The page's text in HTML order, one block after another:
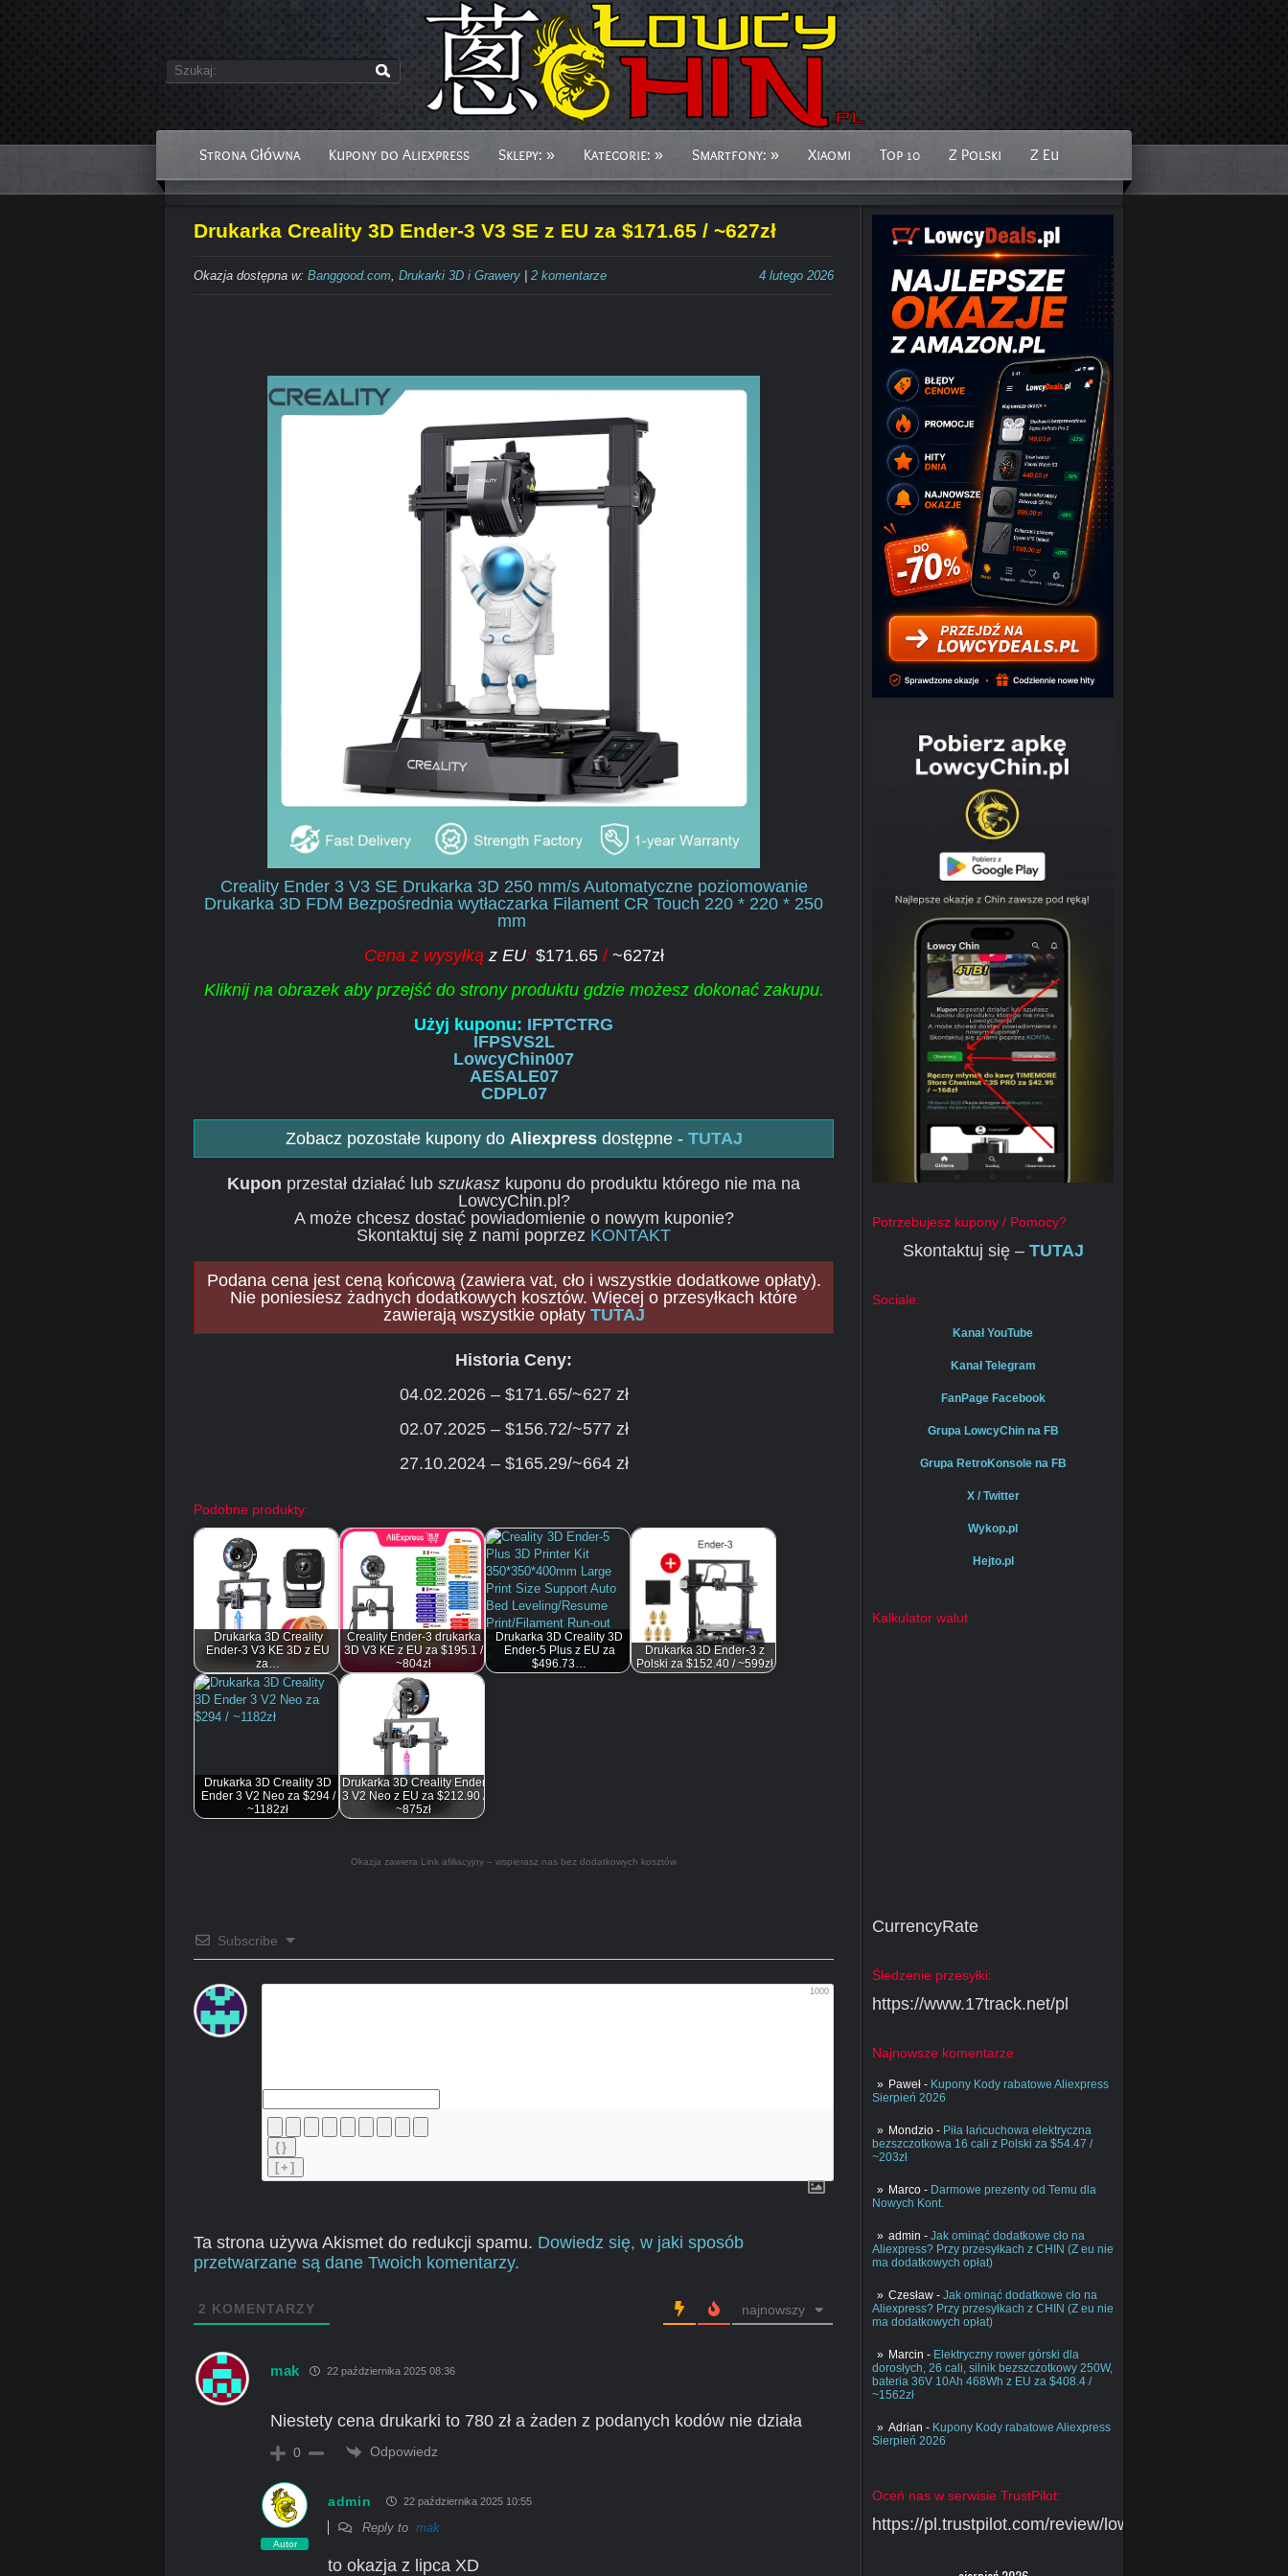
Strona Główna Kupony do Aliexpress Sklepy: » Kategorie: » Smartfony: » Xiaomi Top 10 Z Polski Z Eu
Potrzebujesz kupony / Pomocy?
Skontaktuj się – TUTAJ
Sociale:
Kanał YouTube
Kanał Telegram
FanPage Facebook
Grupa LowcyChin na FB
Grupa RetroKonsole na FB
X / Twitter
Wykop.pl
Hejto.pl
Kalkulator walut
CurrencyRate
Śledzenie przesyłki:
https://www.17track.net/pl
Najnowsze komentarze
Paweł - Kupony Kody rabatowe Aliexpress
Sierpień 2026
Mondzio - Piła łańcuchowa elektryczna
bezszczotkowa 16 cali z Polski za $54.47 /
~203zł
Marco - Darmowe prezenty od Temu dla
Nowych Kont.
admin - Jak ominąć dodatkowe cło na
Aliexpress? Przy przesyłkach z CHIN (Z eu nie
ma dodatkowych opłat)
Czesław - Jak ominąć dodatkowe cło na
Aliexpress? Przy przesyłkach z CHIN (Z eu nie
ma dodatkowych opłat)
Marcin - Elektryczny rower górski dla
dorosłych, 26 cali, silnik bezszczotkowy 250W,
bateria 36V 10Ah 468Wh z EU za $408.4 /
~1562zł
Adrian - Kupony Kody rabatowe Aliexpress
Sierpień 2026
Oceń nas w serwisie TrustPilot:
https://pl.trustpilot.com/review/lowcychin.pl
Drukarka Creality 3D Ender-3 V3 SE z EU za $171.65 / ~627zł
4 lutego 2026
Okazja dostępna w: Banggood.com, Drukarki 3D i Grawery 2 komentarze
Creality Ender 3 V3 SE Drukarka 3D 250 mm/s Automatyczne poziomowanie
Drukarka 3D FDM Bezpośrednia wytłaczarka Filament CR Touch 220 * 220 * 250
mm
Cena z wysyłkąz EU: $171.65 / ~627zł
Kliknij na obrazek aby przejść do strony produktu gdzie możesz dokonać zakupu.
Użyj kuponu: IFPTCTRG
IFPSVS2L
LowcyChin007
AESALE07
CDPL07
Zobacz pozostałe kupony do Aliexpressdostępne - TUTAJ
Kupon przestał działać lub szukasz kuponu do produktu którego nie ma na
LowcyChin.pl?
A może chcesz dostać powiadomienie o nowym kuponie?
Skontaktuj się z nami poprzez KONTAKT
Podana cena jest ceną końcową (zawiera vat, cło i wszystkie dodatkowe opłaty).
Nie poniesiesz żadnych dodatkowych kosztów. Więcej o przesyłkach które
zawierają wszystkie opłaty TUTAJ
Historia Ceny:
04.02.2026 – $171.65/~627 zł
02.07.2025 – $156.72/~577 zł
27.10.2024 – $165.29/~664 zł
Podobne produkty:
Drukarka 3D Creality
Ender-3 V3 KE 3D z EU
za…
Creality Ender-3 drukarka
3D V3 KE z EU za $195.1 /
~804zł
Drukarka 3D Creality 3D
Ender-5 Plus z EU za
$496.73…
Drukarka 3D Ender-3 z
Polski za $152.40 / ~599zł
Drukarka 3D Creality 3D
Ender 3 V2 Neo za $294 /
~1182zł
Drukarka 3D Creality Ender
3 V2 Neo z EU za $212.90 /
~875zł
Okazja zawiera Link afiliacyjny – wspierasz nas bez dodatkowych kosztów
Subscribe
1000
{}
[+]
Ta strona używa Akismet do redukcji spamu. Dowiedz się, w jaki sposób
przetwarzane są dane Twoich komentarzy.
2 KOMENTARZY najnowszy
mak 22 października 2025 08:36
Niestety cena drukarki to 780 zł a żaden z podanych kodów nie działa
0 Odpowiedz
Autor
admin 22 października 2025 10:55
Reply to mak
to okazja z lipca XD